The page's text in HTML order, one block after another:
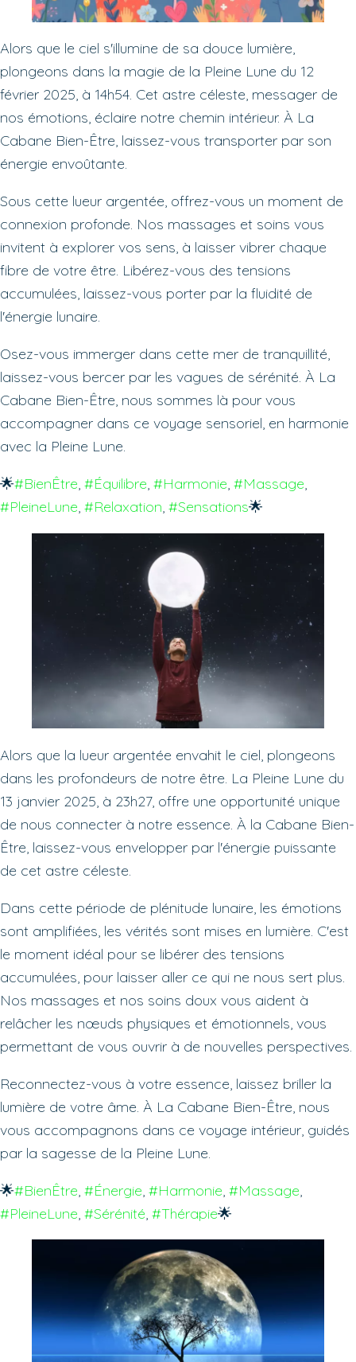
Alors que le ciel s'illumine de sa douce lumière,
plongeons dans la magie de la Pleine Lune du 12
février 2025, à 14h54. Cet astre céleste, messager de
nos émotions, éclaire notre chemin intérieur. À La
Cabane Bien-Être, laissez-vous transporter par son
énergie envoûtante.
Sous cette lueur argentée, offrez-vous un moment de
connexion profonde. Nos massages et soins vous
invitent à explorer vos sens, à laisser vibrer chaque
fibre de votre être. Libérez-vous des tensions
accumulées, laissez-vous porter par la fluidité de
l'énergie lunaire.
Osez-vous immerger dans cette mer de tranquillité,
laissez-vous bercer par les vagues de sérénité. À La
Cabane Bien-Être, nous sommes là pour vous
accompagner dans ce voyage sensoriel, en harmonie
avec la Pleine Lune.
🌟#BienÊtre, #Équilibre, #Harmonie, #Massage
#PleineLune, #Relaxation, #Sensations🌟
Alors que la lueur argentée envahit le ciel, plongeons
dans les profondeurs de notre être. La Pleine Lune du
13 janvier 2025, à 23h27, offre une opportunité unique
de nous connecter à notre essence. À la Cabane Bien-
Être, laissez-vous envelopper par l'énergie puissante
de cet astre céleste.
Dans cette période de plénitude lunaire, les émotions
sont amplifiées, les vérités sont mises en lumière. C'est
le moment idéal pour se libérer des tensions
accumulées, pour laisser aller ce qui ne nous sert plus.
Nos massages et nos soins doux vous aident à
relâcher les nœuds physiques et émotionnels, vous
permettant de vous ouvrir à de nouvelles perspectives.
Reconnectez-vous à votre essence, laissez briller la
lumière de votre âme. À La Cabane Bien-Être, nous
vous accompagnons dans ce voyage intérieur, guidés
par la sagesse de la Pleine Lune.
🌟#BienÊtre, #Énergie, #Harmonie, #Massage
#PleineLune, #Sérénité, #Thérapie🌟